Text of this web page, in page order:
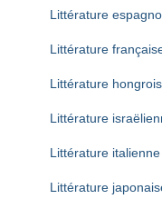
Littérature
Littérature
Littérature
Littérature
Littérature italienne
Littérature